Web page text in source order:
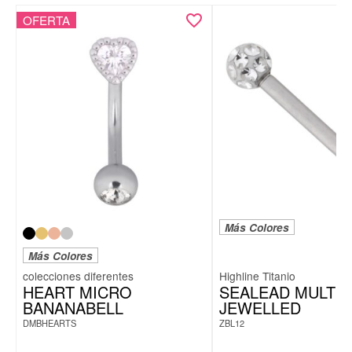
OFERTA
Más Colores
HEART MICRO
BANANABELL
DMBHEARTS
Más Colores
Highline Titanio
SEALEAD MULTI
JEWELLED
ZBL12